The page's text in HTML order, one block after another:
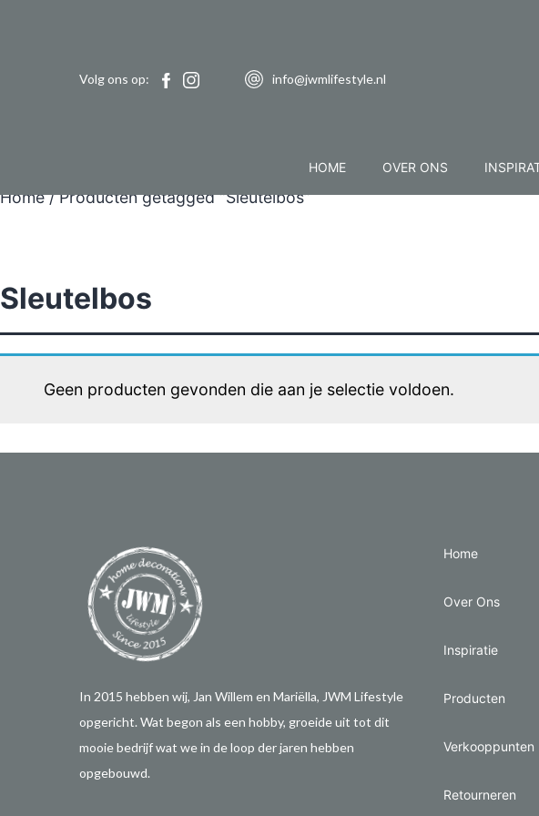
Volg ons op: info@jwmlifestyle.nl
HOME OVER ONS
Home/ Producten getagged “Sleutelbos”
Sleutelbos
Geen producten gevonden die aan je selectie voldoen.
In 2015 hebben wij, Jan Willem en Mariëlla, JWM Lifestyle
opgericht. Wat begon als een hobby, groeide uit tot dit
mooie bedrijf wat we in de loop der jaren hebben
opgebouwd.
Home
Over Ons
Inspiratie
Producten
Verkooppunten
Retourneren